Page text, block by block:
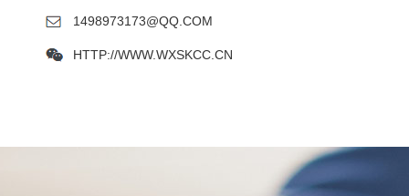
1498973173@QQ.COM
HTTP://WWW.WXSKCC.CN